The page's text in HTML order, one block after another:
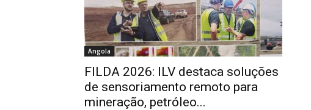
Angola
FILDA 2026: ILV destaca soluções
de sensoriamento remoto para
mineração, petróleo...